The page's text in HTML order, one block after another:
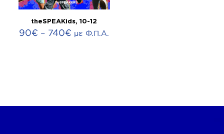
theSPEAKids, 10-12
90€ – 740€ Price
με Φ.Π.Α.